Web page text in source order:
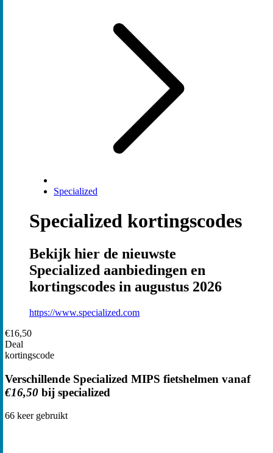
Specialized
Specialized kortingscodes
Bekijk hier de nieuwste
Specialized aanbiedingen en
kortingscodes in augustus 2026
https://www.specialized.com
€16,50
Deal
kortingscode
Verschillende Specialized MIPS fietshelmen vanaf
€16,50 bij specialized
66 keer gebruikt